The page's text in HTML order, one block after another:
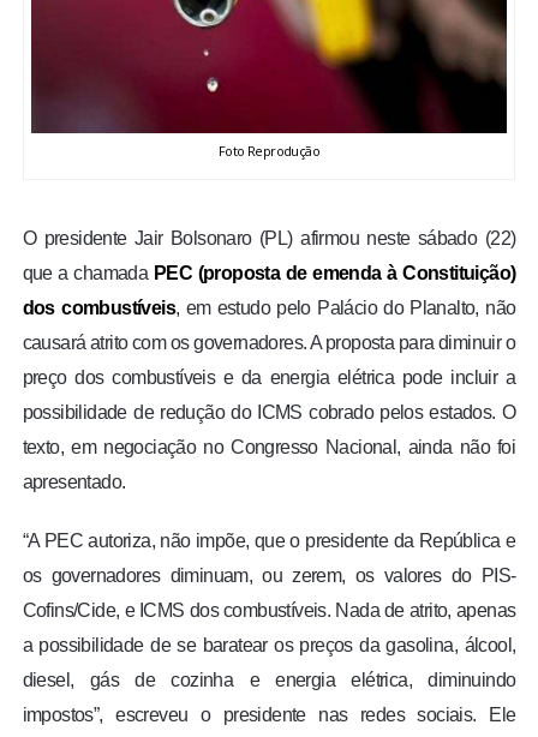
COLUNISTAS
Foto Reprodução
O presidente Jair Bolsonaro (PL) afirmou neste sábado (22)
que a chamada PEC (proposta de emenda à Constituição)
dos combustíveis, em estudo pelo Palácio do Planalto, não
causará atrito com os governadores. A proposta para diminuir o
preço dos combustíveis e da energia elétrica pode incluir a
possibilidade de redução do ICMS cobrado pelos estados. O
texto, em negociação no Congresso Nacional, ainda não foi
apresentado.
“A PEC autoriza, não impõe, que o presidente da República e
os governadores diminuam, ou zerem, os valores do PIS-
Cofins/Cide, e ICMS dos combustíveis. Nada de atrito, apenas
a possibilidade de se baratear os preços da gasolina, álcool,
diesel, gás de cozinha e energia elétrica, diminuindo
impostos”, escreveu o presidente nas redes sociais. Ele